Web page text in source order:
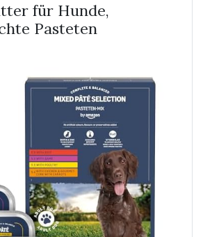
für Hunde,
Pasteten